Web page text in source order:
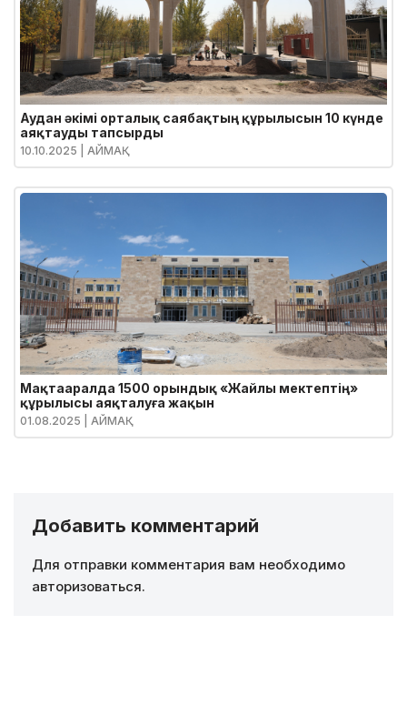
Аудан әкімі орталық саябақтың құрылысын 10 күнде
аяқтауды тапсырды
10.10.2025 | АЙМАҚ
Мақтааралда 1500 орындық «Жайлы мектептің»
құрылысы аяқталуға жақын
01.08.2025 | АЙМАҚ
Добавить комментарий
Для отправки комментария вам необходимо
авторизоваться.